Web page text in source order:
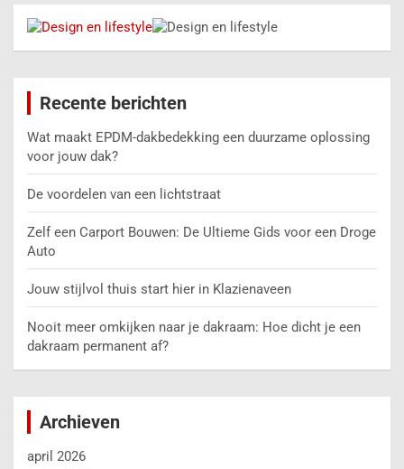
Recente berichten
Wat maakt EPDM-dakbedekking een duurzame oplossing
voor jouw dak?
De voordelen van een lichtstraat
Zelf een Carport Bouwen: De Ultieme Gids voor een Droge
Auto
Jouw stijlvol thuis start hier in Klazienaveen
Nooit meer omkijken naar je dakraam: Hoe dicht je een
dakraam permanent af?
Archieven
april 2026